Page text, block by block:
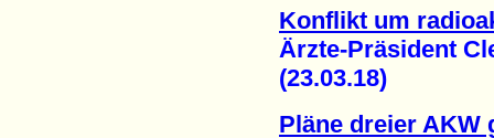
Konflikt um
Ärzte-Präsident
(23.03.18)
Pläne dreier AKW